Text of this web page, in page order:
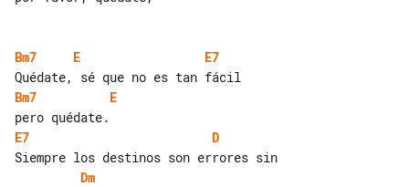
Bm7 E
E7
Bm7
E
E7
D
Dm